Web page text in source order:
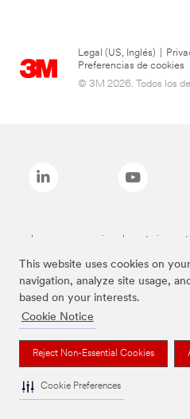
This website uses cookies on
navigation, analyze site usage,
based on your interests.
Cookie Notice
Reject Non-Essential Cookies
Cookie Preferences
Legal (US, Inglés)
Preferencias de cookies
© 3M 2026. Todos los
Las marcas mencionadas